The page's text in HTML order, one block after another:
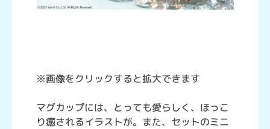
※画像をクリックすると拡大できます
マグカップには、とっても愛らしく、ほっこ
り癒されるイラストが。また、セットのミニ